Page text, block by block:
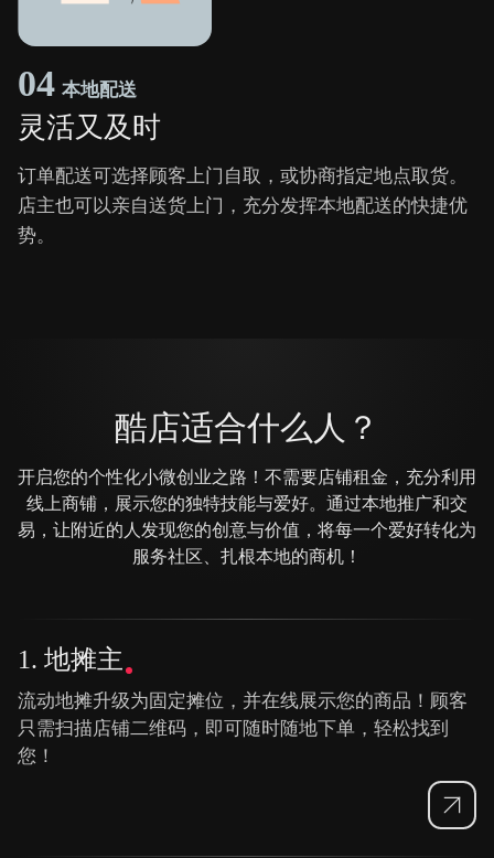
04 本地配送
灵活又及时
订单配送可选择顾客上门自取，或协商指定地点取货。
店主也可以亲自送货上门，充分发挥本地配送的快捷优
势。
酷店适合什么人？
开启您的个性化小微创业之路！不需要店铺租金，充分利用
线上商铺，展示您的独特技能与爱好。通过本地推广和交
易，让附近的人发现您的创意与价值，将每一个爱好转化为
服务社区、扎根本地的商机！
1. 地摊主
流动地摊升级为固定摊位，并在线展示您的商品！顾客
只需扫描店铺二维码，即可随时随地下单，轻松找到
您！